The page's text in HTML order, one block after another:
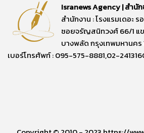
Isranews Agency | สำนั
สำนักงาน : โรงแรมเดอะ ร
ซอยจรัญสนิทวงศ์ 66/1 แ
บางพลัด กรุงเทพมหานคร
เบอร์โทรศัพท์ : 095-575-8881,02-